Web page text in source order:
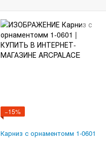
−15%
Карниз с орнаментомм 1-0601